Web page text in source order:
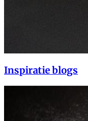
Inspiratie blogs